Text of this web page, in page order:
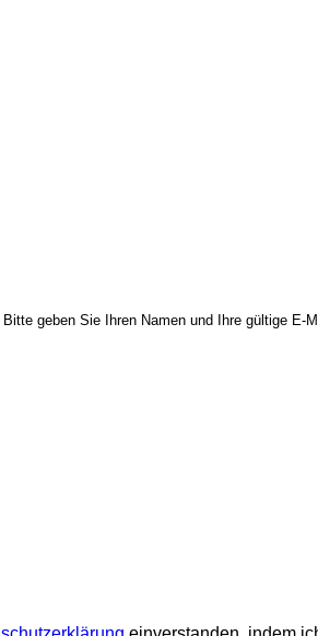
geben Sie Ihren Namen und Ihre gültige